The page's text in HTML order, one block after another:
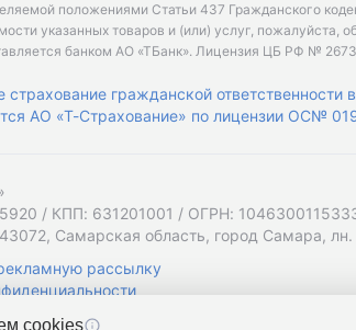
положениями Статьи 437 Гражданского
указанных товаров и (или) услуг, пожалуйста,
банком АО «ТБанк».Лицензия ЦБ РФ № 2673
страхование гражданской ответственности
АО «Т-Страхование» по лицензии ОС№
/ КПП: 631201001 / ОГРН:
Самарская область, город Самара,
рассылку
cookies